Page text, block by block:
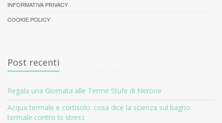
INFORMATIVA PRIVACY
COOKIE POLICY
Post recenti
Regala una Giornata alle Terme Stufe di Nerone
Acqua termale e cortisolo: cosa dice la scienza sul bagno
termale contro lo stress